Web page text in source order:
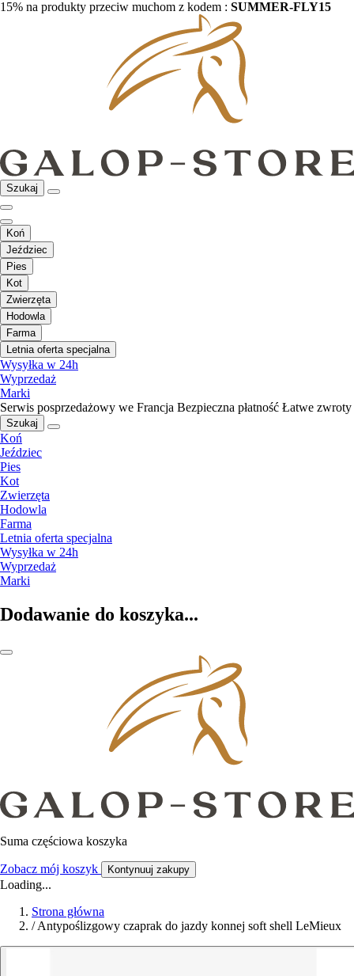
15% na produkty przeciw muchom z kodem : SUMMER-FLY15
Szukaj
Koń
Jeździec
Pies
Kot
Zwierzęta
Hodowla
Farma
Letnia oferta specjalna
Wysyłka w 24h
Wyprzedaż
Marki
Serwis posprzedażowy we Francja Bezpieczna płatność Łatwe zwroty
Szukaj
Koń
Jeździec
Pies
Kot
Zwierzęta
Hodowla
Farma
Letnia oferta specjalna
Wysyłka w 24h
Wyprzedaż
Marki
Dodawanie do koszyka...
Suma częściowa koszyka
Zobacz mój koszyk Kontynuuj zakupy
Loading...
Strona główna
/ Antypoślizgowy czaprak do jazdy konnej soft shell LeMieux